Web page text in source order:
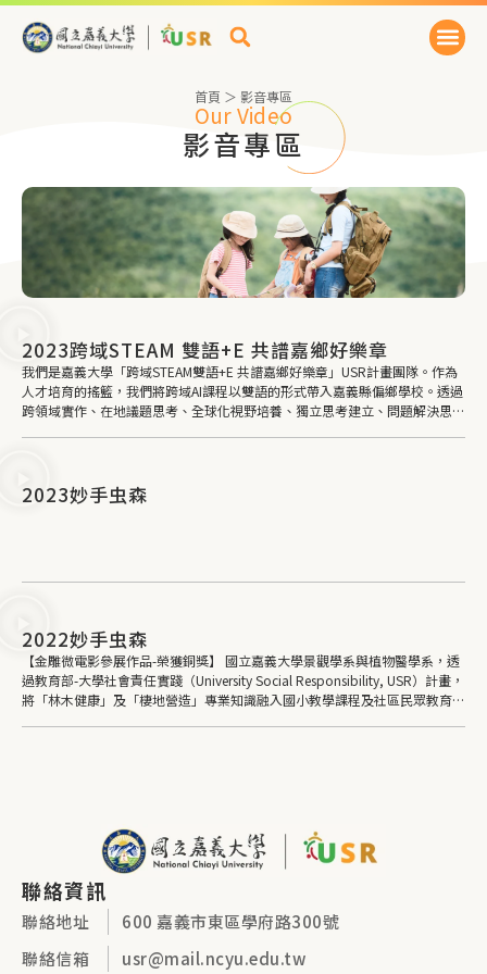
首頁 ＞ 影音專區
Our Video
影音專區
2023跨域STEAM 雙語+E 共譜嘉鄉好樂章
我們是嘉義大學「跨域STEAM雙語+E 共譜嘉鄉好樂章」USR計畫團隊。作為
人才培育的搖籃，我們將跨域AI課程以雙語的形式帶入嘉義縣偏鄉學校。透過
跨領域實作、在地議題思考、全球化視野培養、獨立思考建立、問題解決思維
2023妙手虫森
2022妙手虫森
【金雕微電影參展作品-榮獲銅獎】 國立嘉義大學景觀學系與植物醫學系，透
過教育部-大學社會責任實踐（University Social Responsibility, USR）計畫，
將「林木健康」及「棲地營造」專業知識融入國小教學課程及社區民眾教育，
聯絡資訊
聯絡地址
600 嘉義市東區學府路300號
聯絡信箱
usr@mail.ncyu.edu.tw